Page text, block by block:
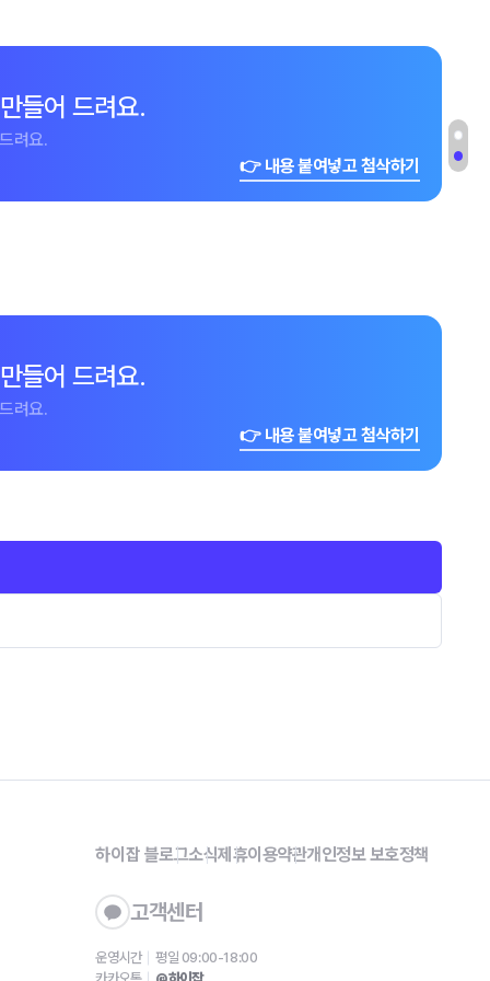
들어 드려요.
려요.
👉 내용 붙여넣고 첨삭하기
들어 드려요.
려요.
👉 내용 붙여넣고 첨삭하기
하이잡 블로그소식제휴이용약관개인정보 보호정책
고객센터
운영시간
평일 09:00-18:00